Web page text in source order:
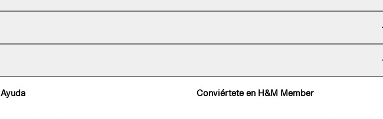
Ayuda Conviértete en H&M Member